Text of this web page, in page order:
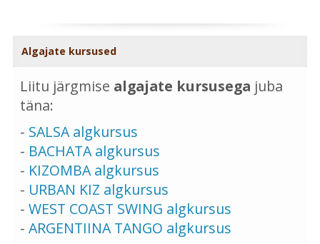
Algajate kursused
Liitu järgmise algajate kursusega juba
täna:
- SALSA algkursus
- BACHATA algkursus
- KIZOMBA algkursus
- URBAN KIZ algkursus
- WEST COAST SWING algkursus
- ARGENTIINA TANGO algkursus